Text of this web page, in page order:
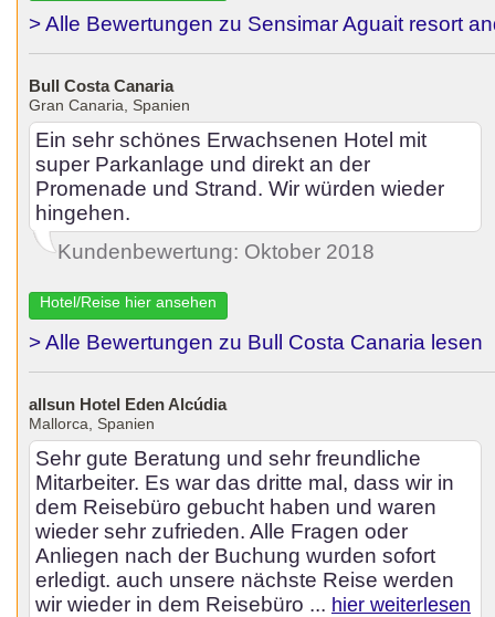
> Alle Bewertungen zu Sensimar Aguait resort
Bull Costa Canaria
Gran Canaria, Spanien
Ein sehr schönes Erwachsenen Hotel mit
super Parkanlage und direkt an der
Promenade und Strand. Wir würden wieder
hingehen.
Kundenbewertung: Oktober 2018
Hotel/Reise hier ansehen
> Alle Bewertungen zu Bull Costa Canaria lesen
allsun Hotel Eden Alcúdia
Mallorca, Spanien
Sehr gute Beratung und sehr freundliche
Mitarbeiter. Es war das dritte mal, dass wir in
dem Reisebüro gebucht haben und waren
wieder sehr zufrieden. Alle Fragen oder
Anliegen nach der Buchung wurden sofort
erledigt. auch unsere nächste Reise werden
wir wieder in dem Reisebüro ... hier weiterlesen